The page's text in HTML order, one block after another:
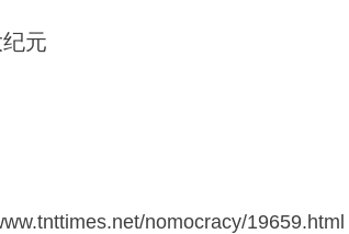
元
nomocracy/19659.html